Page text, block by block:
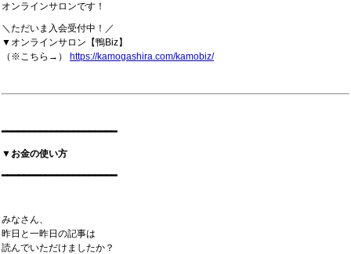
オンラインサロンです！
＼ただいま入会受付中！／
▼オンラインサロン【鴨Biz】
（※こちら→） https://kamogashira.com/kamobiz/
━━━━━━━━━━━━━━━━━━━━━
▼お金の使い方
━━━━━━━━━━━━━━━━━━━━━
みなさん、
昨日と一昨日の記事は
読んでいただけましたか？